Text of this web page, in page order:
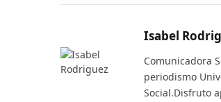
Isabel
Comunicadora
periodismo
Social.Disfruto